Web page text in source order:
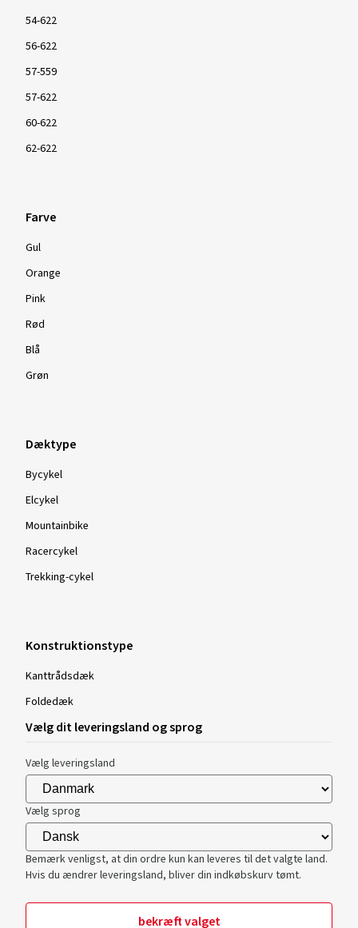
54-622
56-622
57-559
57-622
60-622
62-622
Farve
Gul
Orange
Pink
Rød
Blå
Grøn
Dæktype
Bycykel
Elcykel
Mountainbike
Racercykel
Trekking-cykel
Konstruktionstype
Kanttrådsdæk
Foldedæk
Vælg dit leveringsland og sprog
Vælg leveringsland
Vælg sprog
Bemærk venligst, at din ordre kun kan leveres til det valgte land.
Hvis du ændrer leveringsland, bliver din indkøbskurv tømt.
bekræft valget